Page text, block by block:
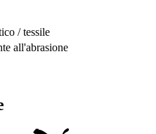
/ tessile
all'abrasione